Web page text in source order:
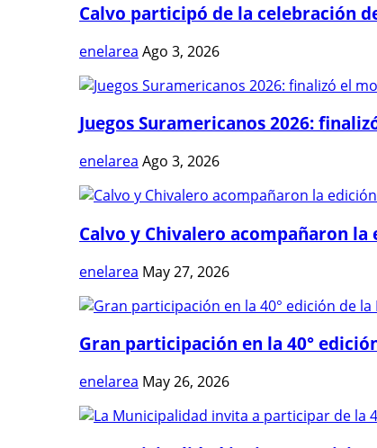
Calvo participó de la celebración
enelarea Ago 3, 2026
Juegos Suramericanos 2026:
enelarea Ago 3, 2026
Calvo y Chivalero acompañaron la
enelarea May 27, 2026
Gran participación en la 40°
enelarea May 26, 2026